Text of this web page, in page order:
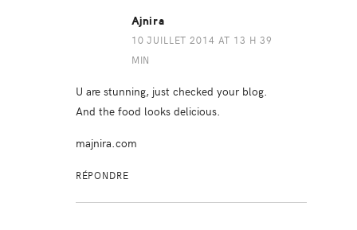
Ajnira
10 JUILLET 2014 AT 13 H 39
MIN
U are stunning, just checked your blog.
And the food looks delicious.
majnira.com
RÉPONDRE